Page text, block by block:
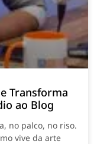
Transforma
ao Blog
no palco, no riso.
vive da arte